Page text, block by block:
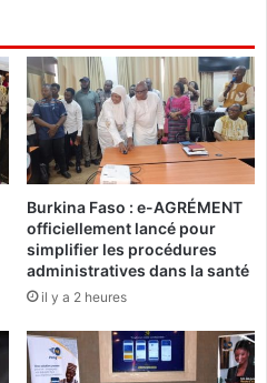
Burkina Faso : e-AGRÉMENT
officiellement lancé pour
simplifier les procédures
administratives dans la santé
il y a 2 heures